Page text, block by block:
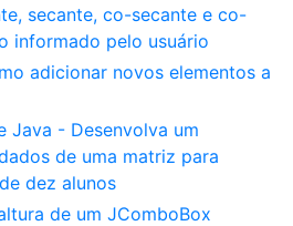
secante, co-secante e co-
informado pelo usuário
adicionar novos elementos a
Java - Desenvolva um
de uma matriz para
dez alunos
de um JComboBox